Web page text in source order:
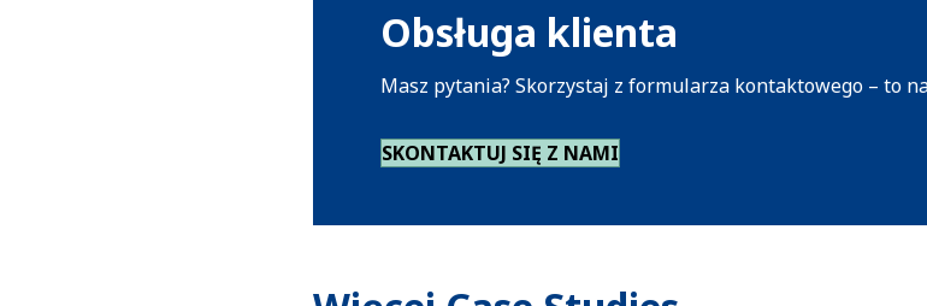
Obsługa klienta
Masz pytania? Skorzystaj z formularza kontaktowego – to
SKONTAKTUJ SIĘ Z NAMI